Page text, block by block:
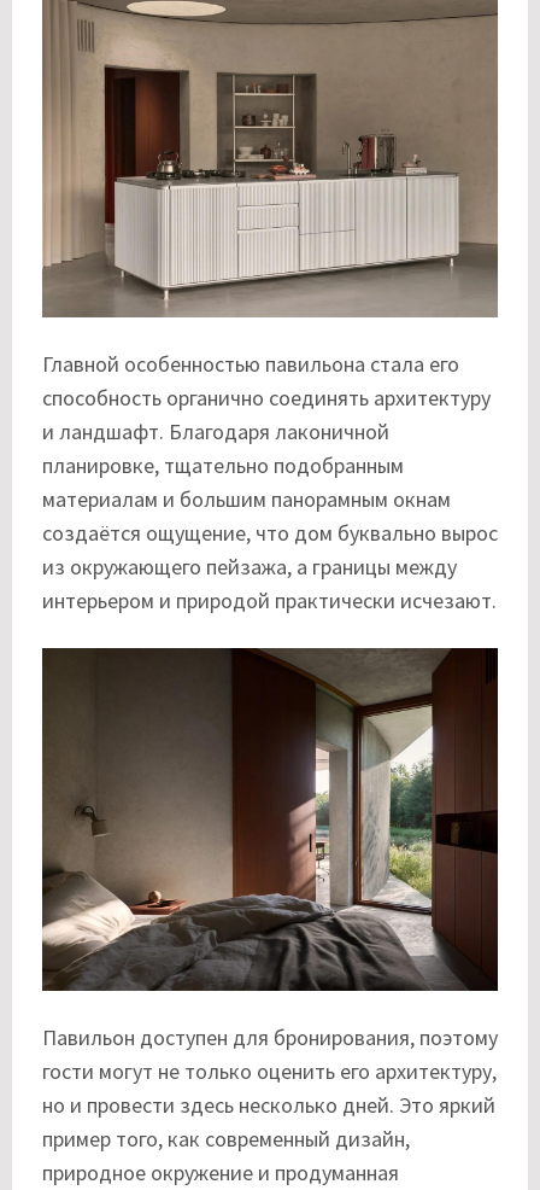
Главной особенностью павильона стала его
способность органично соединять архитектуру
и ландшафт. Благодаря лаконичной
планировке, тщательно подобранным
материалам и большим панорамным окнам
создаётся ощущение, что дом буквально вырос
из окружающего пейзажа, а границы между
интерьером и природой практически исчезают.
Павильон доступен для бронирования, поэтому
гости могут не только оценить его архитектуру,
но и провести здесь несколько дней. Это яркий
пример того, как современный дизайн,
природное окружение и продуманная